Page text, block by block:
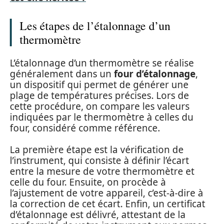
Les étapes de l’étalonnage d’un
thermomètre
L’étalonnage d’un thermomètre se réalise
généralement dans un four d’étalonnage,
un dispositif qui permet de générer une
plage de températures précises. Lors de
cette procédure, on compare les valeurs
indiquées par le thermomètre à celles du
four, considéré comme référence.
La première étape est la vérification de
l’instrument, qui consiste à définir l’écart
entre la mesure de votre thermomètre et
celle du four. Ensuite, on procède à
l’ajustement de votre appareil, c’est-à-dire à
la correction de cet écart. Enfin, un certificat
d’étalonnage est délivré, attestant de la